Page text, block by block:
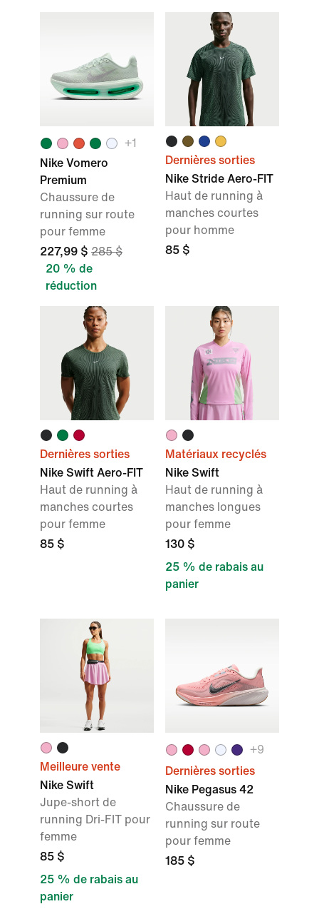
+1
Nike Vomero
Premium
Chaussure de
running sur route
pour femme
227,99 $ 285 $
20 % de
réduction
Dernières sorties
Nike Stride Aero-FIT
Haut de running à
manches courtes
pour homme
85 $
Dernières sorties
Nike Swift Aero-FIT
Haut de running à
manches courtes
pour femme
85 $
Matériaux recyclés
Nike Swift
Haut de running à
manches longues
pour femme
130 $
25 % de rabais au
panier
Meilleure vente
Nike Swift
Jupe-short de
running Dri-FIT pour
femme
85 $
25 % de rabais au
panier
+9
Dernières sorties
Nike Pegasus 42
Chaussure de
running sur route
pour femme
185 $